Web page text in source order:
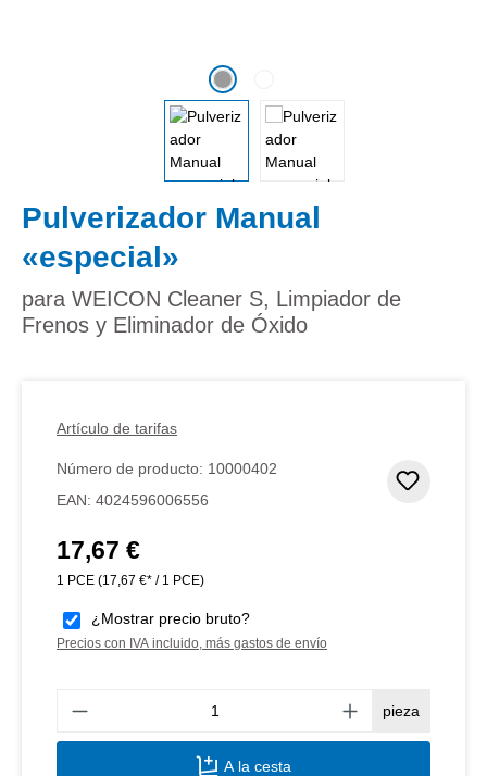
Pulverizador Manual
«especial»
para WEICON Cleaner S, Limpiador de
Frenos y Eliminador de Óxido
Artículo de tarifas
Número de producto: 10000402
EAN: 4024596006556
Precio normal:
17,67 €
1 PCE (17,67 €* / 1 PCE)
¿Mostrar precio bruto?
Precios con IVA incluido, más gastos de envío
pieza
A la cesta